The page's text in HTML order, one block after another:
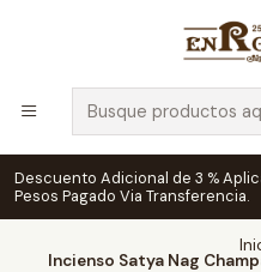
Descuento Adicional de 3 %
Pesos Pagado Via Transferencia.
Incienso Satya Nag